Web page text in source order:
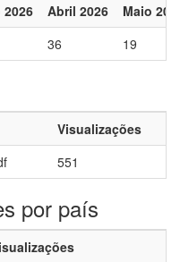
2026 Abril 2026
Maio
36 19
Visualizações
551
por país